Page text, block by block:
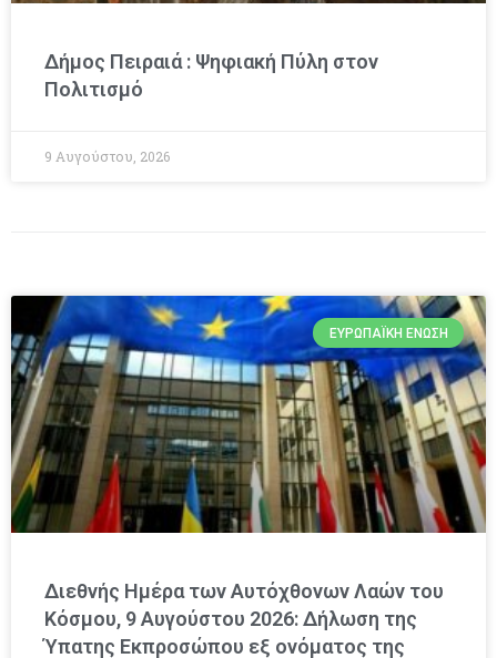
Δήμος Πειραιά : Ψηφιακή Πύλη στον
Πολιτισμό
9 Αυγούστου, 2026
ΕΥΡΩΠΑΪΚΉ ΈΝΩΣΗ
Διεθνής Ημέρα των Αυτόχθονων Λαών του
Κόσμου, 9 Αυγούστου 2026: Δήλωση της
Ύπατης Εκπροσώπου εξ ονόματος της